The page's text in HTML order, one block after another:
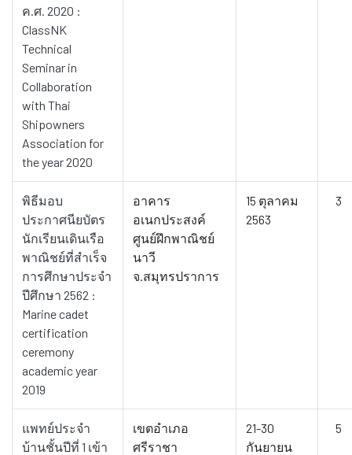
ค.ศ. 2020 :
ClassNK
Technical
Seminar in
Collaboration
with Thai
Shipowners
Association for
the year 2020
พิธีมอบ
ประกาศนียบัตร
นักเรียนเดินเรือ
พาณิชย์ที่สำเร็จ
การศึกษาประจำ
ปีศึกษา 2562 :
Marine cadet
certification
ceremony
academic year
2019
อาคาร
อเนกประสงค์
ศูนย์ฝึกพาณิชย์
นาวี
จ.สมุทรปราการ
15 ตุลาคม
2563
3
แพทย์ประจำ
บ้านชั้นปีที่ 1 เข้า
เขตอำเภอ
ศรีราชา
21-30
กันยายน
5